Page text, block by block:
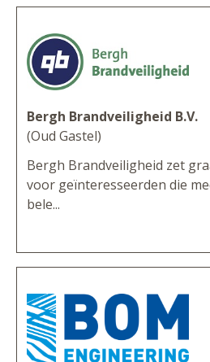
Bergh Brandveiligheid B.V.
(Oud Gastel)
Bergh Brandveiligheid zet
voor geïnteresseerden die
bele...